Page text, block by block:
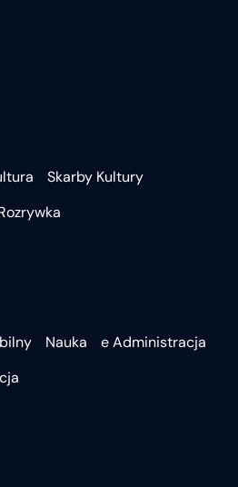
Skarby Kultury
Nauka
e Administracja